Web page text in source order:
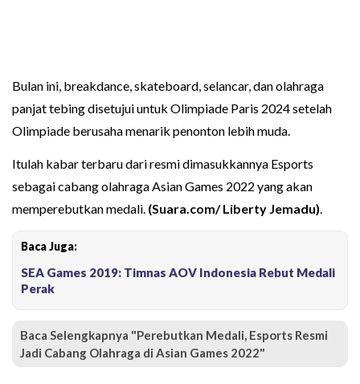
Bulan ini, breakdance, skateboard, selancar, dan olahraga
panjat tebing disetujui untuk Olimpiade Paris 2024 setelah
Olimpiade berusaha menarik penonton lebih muda.
Itulah kabar terbaru dari resmi dimasukkannya Esports
sebagai cabang olahraga Asian Games 2022 yang akan
memperebutkan medali. (Suara.com/ Liberty Jemadu)
Baca Juga:
SEA Games 2019: Timnas AOV Indonesia Rebut Medali
Perak
Baca Selengkapnya "Perebutkan Medali, Esports Resmi
Jadi Cabang Olahraga di Asian Games 2022"